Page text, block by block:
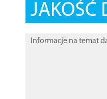
JAKOŚĆ
Informacje na temat